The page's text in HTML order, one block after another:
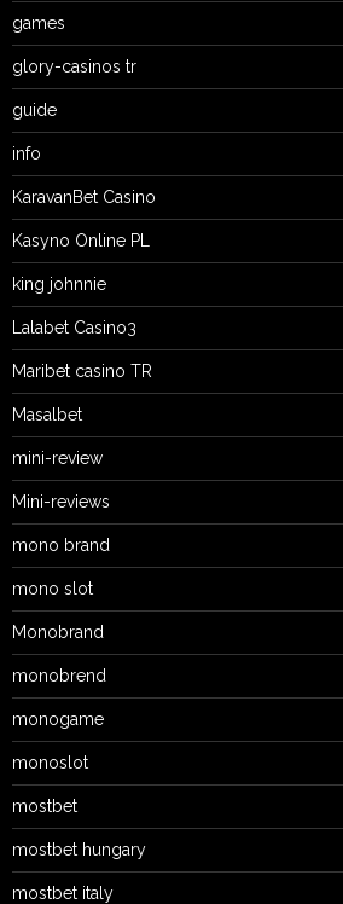
games
glory-casinos tr
guide
info
KaravanBet Casino
Kasyno Online PL
king johnnie
Lalabet Casino3
Maribet casino TR
Masalbet
mini-review
Mini-reviews
mono brand
mono slot
Monobrand
monobrend
monogame
monoslot
mostbet
mostbet hungary
mostbet italy